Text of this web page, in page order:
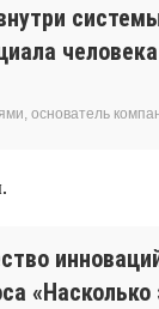
основатель